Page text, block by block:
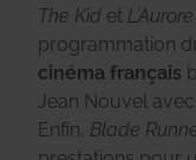
The Kid et L’Aurore
programmation
cinéma français
Jean Nouvel avec
Enfin, Blade